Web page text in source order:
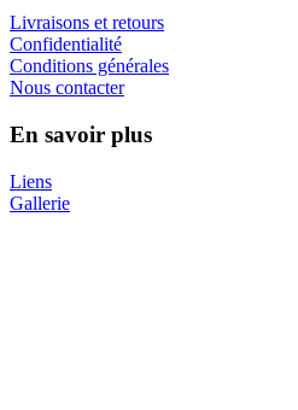
Livraisons et retours
Confidentialité
Conditions générales
Nous contacter
En savoir plus
Liens
Gallerie